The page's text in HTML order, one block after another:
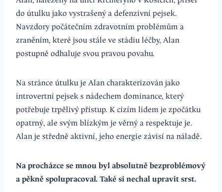
do útulku jako vystrašený a defenzivní pejsek.
Navzdory počátečním zdravotním problémům a
zraněním, které jsou stále ve stádiu léčby, Alan
postupně odhaluje svou pravou povahu.
Na stránce útulku je Alan charakterizován jako
introvertní pejsek s nádechem dominance, který
potřebuje trpělivý přístup. K cizím lidem je zpočátku
opatrný, ale svým blízkým je věrný a respektuje je.
Alan je středně aktivní, jeho energie závisí na náladě.
Na procházce se mnou byl absolutně bezproblémový
a pěkně spolupracoval. Také si nechal upravit srst.